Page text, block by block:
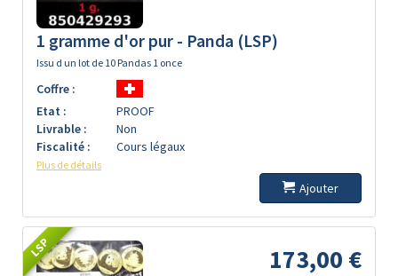
1 gramme d'or pur - Panda (LSP)
Issu d un lot de 10 Pandas 1 once
Coffre :
Etat :
PROOF
Livrable :
Non
Fiscalité :
Cours légaux
Plus de détails
Ajouter
LSP 173,00 €